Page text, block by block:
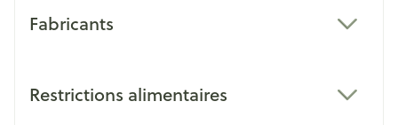
Fabricants
Restrictions alimentaires